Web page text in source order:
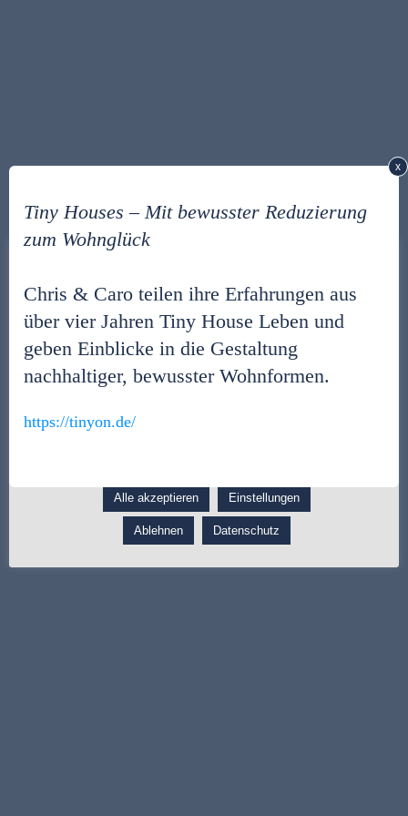
Tiny Houses – Mit bewusster Reduzierung
zum Wohnglück
Chris & Caro teilen ihre Erfahrungen aus
über vier Jahren Tiny House Leben und
geben Einblicke in die Gestaltung
nachhaltiger, bewusster Wohnformen.
https://tinyon.de/
x
Wir verwenden Cookies, um Inhalte und Anzeigen zu
personalisieren, Funktionen für soziale Medien anbieten zu
können und die Zugriffe auf unsere Website zu analysieren.
Außerdem geben wir Informationen zu Ihrer Verwendung
unserer Website an unsere Partner für soziale Medien,
Informationen möglicherweise mit weiteren Daten
Alle akzeptieren Einstellungen
Ablehnen Datenschutz